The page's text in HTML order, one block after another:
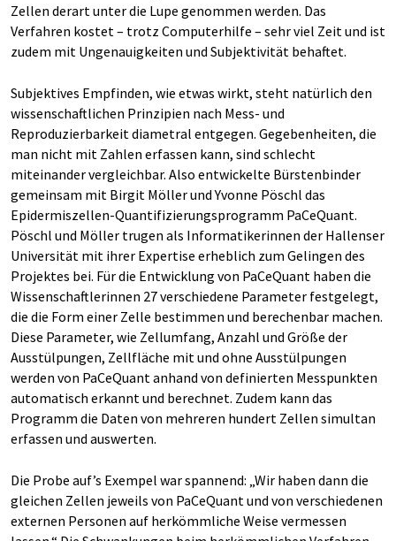
Zellen derart unter die Lupe genommen werden. Das
Verfahren kostet – trotz Computerhilfe – sehr viel Zeit und ist
zudem mit Ungenauigkeiten und Subjektivität behaftet.
Subjektives Empfinden, wie etwas wirkt, steht natürlich den
wissenschaftlichen Prinzipien nach Mess- und
Reproduzierbarkeit diametral entgegen. Gegebenheiten, die
man nicht mit Zahlen erfassen kann, sind schlecht
miteinander vergleichbar. Also entwickelte Bürstenbinder
gemeinsam mit Birgit Möller und Yvonne Pöschl das
Epidermiszellen-Quantifizierungsprogramm PaCeQuant.
Pöschl und Möller trugen als Informatikerinnen der Hallenser
Universität mit ihrer Expertise erheblich zum Gelingen des
Projektes bei. Für die Entwicklung von PaCeQuant haben die
Wissenschaftlerinnen 27 verschiedene Parameter festgelegt,
die die Form einer Zelle bestimmen und berechenbar machen.
Diese Parameter, wie Zellumfang, Anzahl und Größe der
Ausstülpungen, Zellfläche mit und ohne Ausstülpungen
werden von PaCeQuant anhand von definierten Messpunkten
automatisch erkannt und berechnet. Zudem kann das
Programm die Daten von mehreren hundert Zellen simultan
erfassen und auswerten.
Die Probe auf’s Exempel war spannend: „Wir haben dann die
gleichen Zellen jeweils von PaCeQuant und von verschiedenen
externen Personen auf herkömmliche Weise vermessen